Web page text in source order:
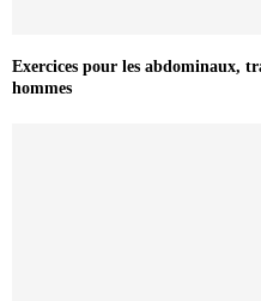
Exercices pour les abdominaux,
hommes